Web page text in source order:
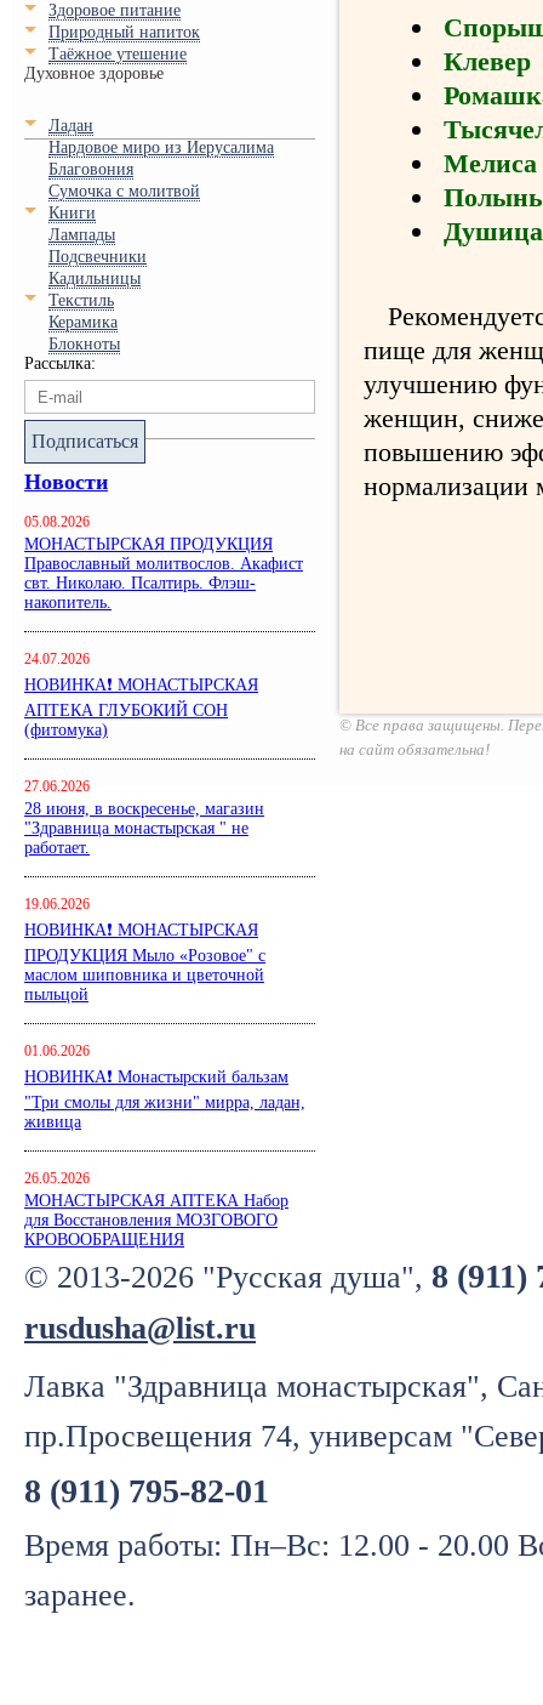
Здоровое питание
Природный напиток
Таёжное утешение
Духовное здоровье
Ладан
Нардовое миро из Иерусалима
Благовония
Сумочка с молитвой
Книги
Лампады
Подсвечники
Кадильницы
Текстиль
Керамика
Блокноты
Рассылка:
Подписаться
Новости
05.08.2026
МОНАСТЫРСКАЯ ПРОДУКЦИЯ
Православный молитвослов. Акафист
свт. Николаю. Псалтирь. Флэш-
накопитель.
24.07.2026
НОВИНКА❗ МОНАСТЫРСКАЯ
АПТЕКА ГЛУБОКИЙ СОН
(фитомука)
27.06.2026
28 июня, в воскресенье, магазин
"Здравница монастырская " не
работает.
19.06.2026
НОВИНКА❗ МОНАСТЫРСКАЯ
ПРОДУКЦИЯ Мыло «Розовое" с
маслом шиповника и цветочной
пыльцой
01.06.2026
НОВИНКА❗ Монастырский бальзам
"Три смолы для жизни" мирра, ладан,
живица
26.05.2026
МОНАСТЫРСКАЯ АПТЕКА Набор
для Восстановления МОЗГОВОГО
КРОВООБРАЩЕНИЯ
Клевер
Мелиса
Полынь
Душица
пище для
улучшению
женщин,
повышению
нормализации
© 2013-2026 "Русская душа", 8 (911)
rusdusha@list.ru
Лавка "Здравница монастырская",
пр.Просвещения 74, универсам
8 (911) 795-82-01
Время работы: Пн–Вс: 12.00 - 20.00
заранее.
© Все права защищены.
на сайт обязательна!